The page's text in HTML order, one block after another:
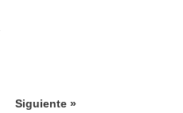
Siguiente »